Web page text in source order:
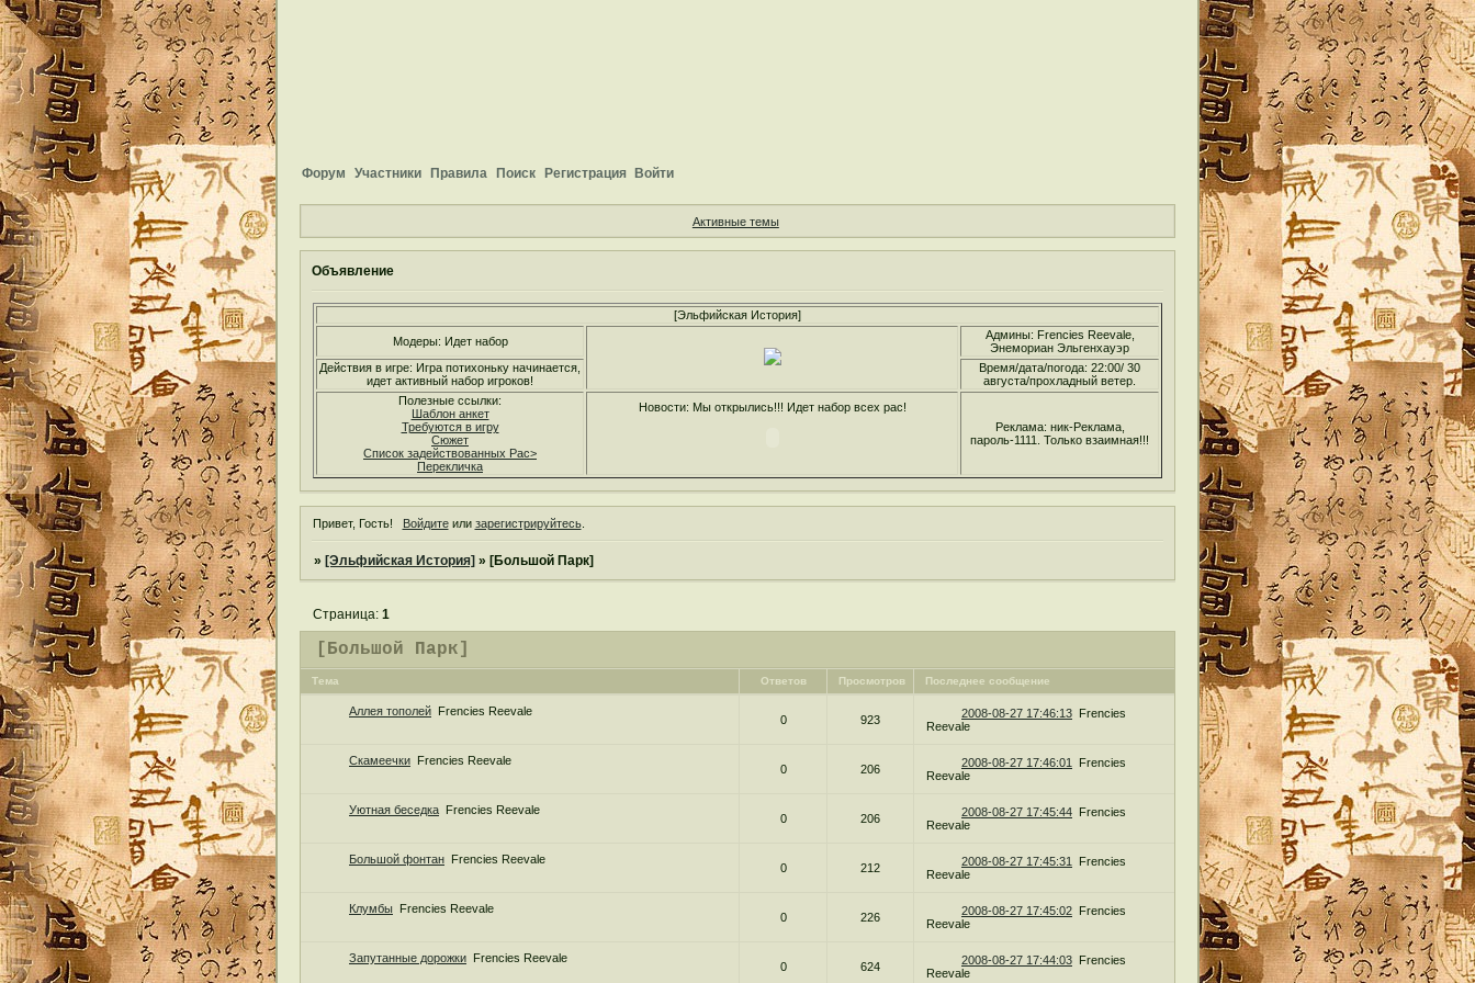
Форум Участники Правила Поиск Регистрация Войти
Активные темы
Объявление
[Эльфийская История]
Модеры: Идет набор
Админы: Frencies Reevale,
Энемориан Эльгенхауэр
Действия в игре: Игра потихоньку начинается,
идет активный набор игроков!
Время/дата/погода: 22:00/ 30
августа/прохладный ветер.
Полезные ссылки:
Шаблон анкет
Требуются в игру
Сюжет
Список задействованных Рас>
Перекличка
Новости: Мы открылись!!! Идет набор всех рас!
Реклама: ник-Реклама,
пароль-1111. Только взаимная!!!
Привет, Гость! Войдитеили зарегистрируйтесь.
»[Эльфийская История] »[Большой Парк]
[Большой Парк]
Страница:1
Тема Ответов Просмотров Последнее сообщение
Аллея тополей Frencies Reevale
0 923 2008-08-27 17:46:13 Frencies
Reevale
Скамеечки Frencies Reevale
0 206 2008-08-27 17:46:01
Frencies
Reevale
Уютная беседка Frencies Reevale
0 206 2008-08-27 17:45:44 Frencies
Reevale
Большой фонтан Frencies Reevale
0 212 2008-08-27 17:45:31
Frencies
Reevale
Клумбы Frencies Reevale
0 226 2008-08-27 17:45:02 Frencies
Reevale
Запутанные дорожки Frencies Reevale
0 624 2008-08-27 17:44:03 Frencies
Reevale